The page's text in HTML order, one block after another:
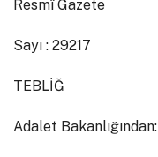
Resmî Gazete
Sayı : 29217
TEBLİĞ
Adalet Bakanlığından: